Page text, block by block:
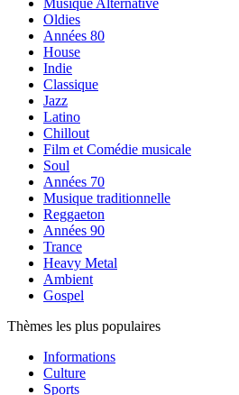
Musique Alternative
Oldies
Années 80
House
Indie
Classique
Jazz
Latino
Chillout
Film et Comédie musicale
Soul
Années 70
Musique traditionnelle
Reggaeton
Années 90
Trance
Heavy Metal
Ambient
Gospel
Thèmes les plus populaires
Informations
Culture
Sports